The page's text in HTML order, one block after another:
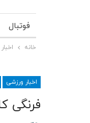
فوتبال
خانه اخبار
اخبار ورزشی
فرنگی کاران